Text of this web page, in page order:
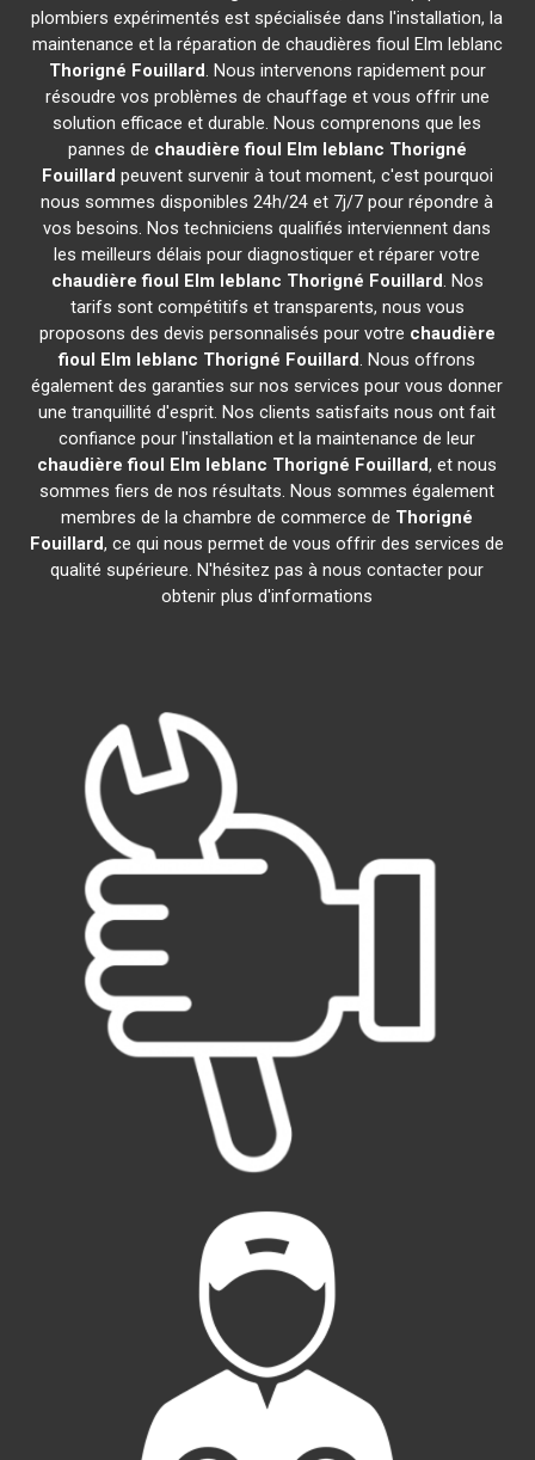
plombiers expérimentés est spécialisée dans l'installation, la
maintenance et la réparation de chaudières fioul Elm leblanc
Thorigné Fouillard. Nous intervenons rapidement pour
résoudre vos problèmes de chauffage et vous offrir une
solution efficace et durable. Nous comprenons que les
pannes de chaudière fioul Elm leblanc Thorigné
Fouillard peuvent survenir à tout moment, c'est pourquoi
nous sommes disponibles 24h/24 et 7j/7 pour répondre à
vos besoins. Nos techniciens qualifiés interviennent dans
les meilleurs délais pour diagnostiquer et réparer votre
chaudière fioul Elm leblanc Thorigné Fouillard. Nos
tarifs sont compétitifs et transparents, nous vous
proposons des devis personnalisés pour votre chaudière
fioul Elm leblanc Thorigné Fouillard. Nous offrons
également des garanties sur nos services pour vous donner
une tranquillité d'esprit. Nos clients satisfaits nous ont fait
confiance pour l'installation et la maintenance de leur
chaudière fioul Elm leblanc Thorigné Fouillard, et nous
sommes fiers de nos résultats. Nous sommes également
membres de la chambre de commerce de Thorigné
Fouillard, ce qui nous permet de vous offrir des services de
qualité supérieure. N'hésitez pas à nous contacter pour
obtenir plus d'informations